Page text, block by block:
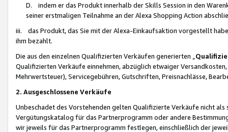
D. indem er das Produkt innerhalb der Skills Session in den
seiner erstmaligen Teilnahme an der Alexa Shopping Action
iii. das Produkt, das Sie mit der Alexa-Einkaufsaktion vorgestellt
ihm bezahlt.
Die aus den einzelnen Qualifizierten Verkäufen generierten „
Qualifizierten Verkäufe einnehmen, abzüglich etwaiger
Mehrwertsteuer), Servicegebühren, Gutschriften, Preisnachlässe,
2. Ausgeschlossene Verkäufe
Unbeschadet des Vorstehenden gelten Qualifizierte Verkäufe nicht
Vergütungskatalog für das Partnerprogramm oder andere
wir jeweils für das Partnerprogramm festlegen, einschließlich der